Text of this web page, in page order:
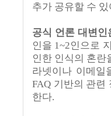
추가 공유할 수
공식 언론 대변인
인을 1~2인으로
인한 인식의 혼란
라넷이나 이메일
FAQ 기반의 관련
한다.